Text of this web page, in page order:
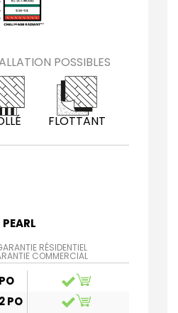
POSSIBLES
FLOTTANT
PEARL
RÉSIDENTIEL
COMMERCIAL
PO